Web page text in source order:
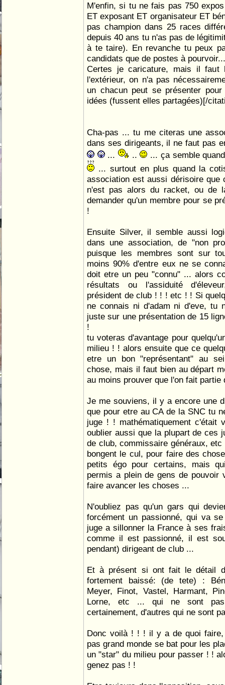
M'enfin, si tu ne fais pas 750
ET exposant ET organisateur ET
pas champion dans 25 races
depuis 40 ans tu n'as pas de
à te taire). En revanche tu peux
candidats que de postes à pourvoir...
Certes je caricature, mais il faut
l'extérieur, on n'a pas
un chacun peut se présenter
idées (fussent elles partagées)[/
Cha-pas ... tu me citeras une
dans ses dirigeants, il ne faut pas
...
..
... ça semble
... surtout en plus quand la
association est aussi dérisoire
n'est pas alors du racket, ou de
demander qu'un membre pour se
!
Ensuite Silver, il semble aussi
dans une association, de "non
puisque les membres sont sur
moins 90% d'entre eux ne se
doit etre un peu "connu" ... alors
résultats ou l'assiduité
président de club ! ! ! etc ! ! Si
ne connais ni d'adam ni d'eve, tu
juste sur une présentation de 15
!
tu voteras d'avantage pour
milieu ! ! alors ensuite que ce
etre un bon "représentant" au
chose, mais il faut bien au départ
au moins prouver que l'on fait partie
Je me souviens, il y a encore une
que pour etre au CA de la SNC tu
juge ! ! mathématiquement c'était
oublier aussi que la plupart de ces
de club, commissaire généraux,
bongent le cul, pour faire des
petits égo pour certains, mais
permis a plein de gens de pouvoir
faire avancer les choses ...
N'oubliez pas qu'un gars qui
forcément un passionné, qui va
juge a sillonner la France à ses
comme il est passionné, il est
pendant) dirigeant de club ...
Et à présent si ont fait le détail
fortement baissé: (de tete) :
Meyer, Finot, Vastel, Harmant,
Lorne, etc ... qui ne sont
certainement, d'autres qui ne sont
Donc voilà ! ! ! il y a de quoi faire,
pas grand monde se bat pour les
un "star" du milieu pour passer ! !
genez pas ! !